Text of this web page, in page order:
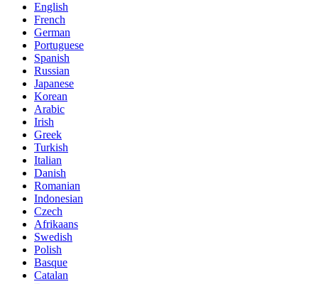
English
French
German
Portuguese
Spanish
Russian
Japanese
Korean
Arabic
Irish
Greek
Turkish
Italian
Danish
Romanian
Indonesian
Czech
Afrikaans
Swedish
Polish
Basque
Catalan